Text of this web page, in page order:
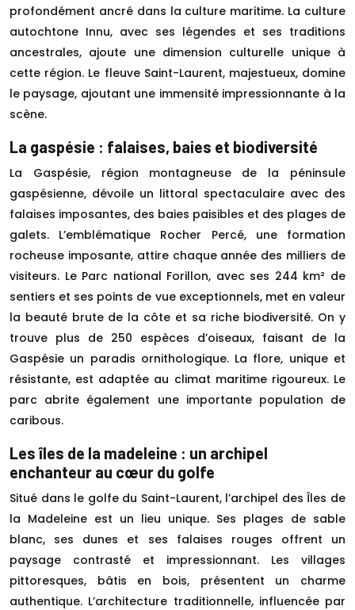
profondément ancré dans la culture maritime. La culture
autochtone Innu, avec ses légendes et ses traditions
ancestrales, ajoute une dimension culturelle unique à
cette région. Le fleuve Saint-Laurent, majestueux, domine
le paysage, ajoutant une immensité impressionnante à la
scène.
La gaspésie : falaises, baies et biodiversité
La Gaspésie, région montagneuse de la péninsule
gaspésienne, dévoile un littoral spectaculaire avec des
falaises imposantes, des baies paisibles et des plages de
galets. L’emblématique Rocher Percé, une formation
rocheuse imposante, attire chaque année des milliers de
visiteurs. Le Parc national Forillon, avec ses 244 km² de
sentiers et ses points de vue exceptionnels, met en valeur
la beauté brute de la côte et sa riche biodiversité. On y
trouve plus de 250 espèces d’oiseaux, faisant de la
Gaspésie un paradis ornithologique. La flore, unique et
résistante, est adaptée au climat maritime rigoureux. Le
parc abrite également une importante population de
caribous.
Les îles de la madeleine : un archipel
enchanteur au cœur du golfe
Situé dans le golfe du Saint-Laurent, l’archipel des Îles de
la Madeleine est un lieu unique. Ses plages de sable
blanc, ses dunes et ses falaises rouges offrent un
paysage contrasté et impressionnant. Les villages
pittoresques, bâtis en bois, présentent un charme
authentique. L’architecture traditionnelle, influencée par